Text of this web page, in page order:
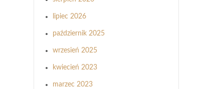
lipiec 2026
październik 2025
wrzesień 2025
kwiecień 2023
marzec 2023